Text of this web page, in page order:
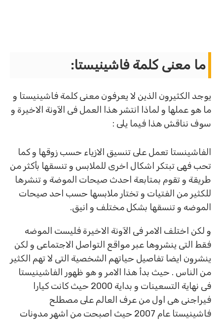
ما معنى كلمة فاشينيستا:
يوجد الكثيرون الذين لا يعرفون معنى كلمة فاشينيستا و
ما هو عملها و لماذا انتشر هذا العمل فى الآونة الاخيرة و
سوف نناقش هذا فيما يلى :
الفاشينستا تعمل على تنسيق الازياء حسب زوقها و كما
تحب فهى تبتكر اشكال اخرى للملابس و تنسقها بأكثر من
طريقة و تقوم بمتابعة احدث صيحات الموضة و تنشرها
للكثير من الفتيات و تختار ملابسها حسب احد صيحات
الموضه و تنسقها بشكل مختلف و انيق.
و لكن اختلف الامر فى الآونة الاخيرة فليست الموضه
فقط التى ينشروها عبر مواقع التواصل الاجتماعى و لكن
ينشرون ايضا تفاصيل حياتهم الشخصية التى لا تهم الكثير
من الناس . حيث بدأ هذا الامر و هو ظهور الفاشينيستا
فى نهاية التسعينات و بداية 2000 حيث كانت كيارا
فيراجنى هى اول من عرف العالم على مصطلح
فاشينيستا عام 2007 حيث اصبحت من اشهر مدونات